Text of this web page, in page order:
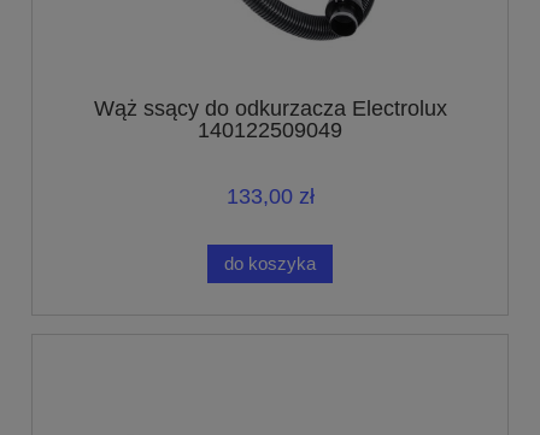
Wąż ssący do odkurzacza Electrolux
140122509049
133,00 zł
do koszyka